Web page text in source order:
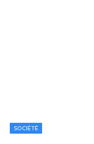
SOCIÉTÉ